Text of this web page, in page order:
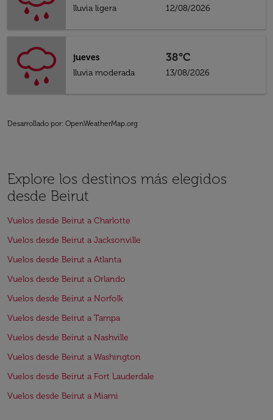
lluvia ligera
12/08/2026
jueves
lluvia moderada
38°C
13/08/2026
Desarrollado por: OpenWeatherMap.org
Explore los destinos más elegidos
desde Beirut
Vuelos desde Beirut a Charlotte
Vuelos desde Beirut a Jacksonville
Vuelos desde Beirut a Atlanta
Vuelos desde Beirut a Orlando
Vuelos desde Beirut a Norfolk
Vuelos desde Beirut a Tampa
Vuelos desde Beirut a Nashville
Vuelos desde Beirut a Washington
Vuelos desde Beirut a Fort Lauderdale
Vuelos desde Beirut a Miami